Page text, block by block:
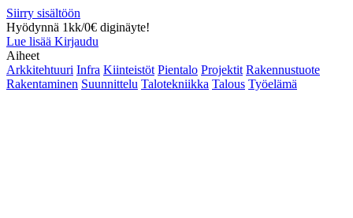
Siirry sisältöön
Hyödynnä 1kk/0€ diginäyte!
Lue lisää Kirjaudu
Aiheet
Arkkitehtuuri Infra Kiinteistöt Pientalo Projektit Rakennustuote
Rakentaminen Suunnittelu Talotekniikka Talous Työelämä